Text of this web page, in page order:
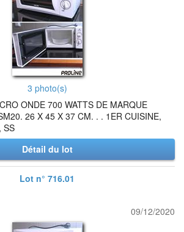
3 photo(s)
ONDE 700 WATTS DE MARQUE
26 X 45 X 37 CM. . . 1ER CUISINE,
SS
Détail du lot
Lot n° 716.01
09/12/2020